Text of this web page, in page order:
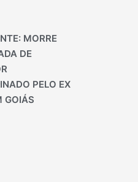
MORRE
DE
PELO EX
GOIÁS